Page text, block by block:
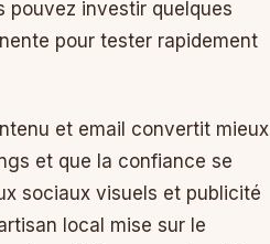
pouvez investir quelques
pour tester rapidement
et email convertit mieux
et que la confiance se
sociaux visuels et publicité
local mise sur le